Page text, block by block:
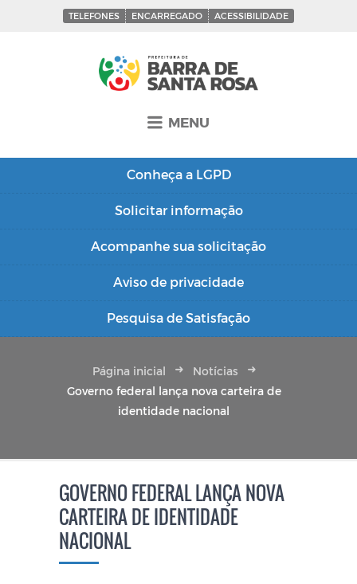
TELEFONES ENCARREGADO ACESSIBILIDADE
MENU
Conheça a LGPD
Solicitar informação
Acompanhe sua solicitação
Aviso de privacidade
Pesquisa de Satisfação
Página inicial
Notícias
Governo federal lança nova carteira de
identidade nacional
GOVERNO FEDERAL LANÇA NOVA
CARTEIRA DE IDENTIDADE
NACIONAL